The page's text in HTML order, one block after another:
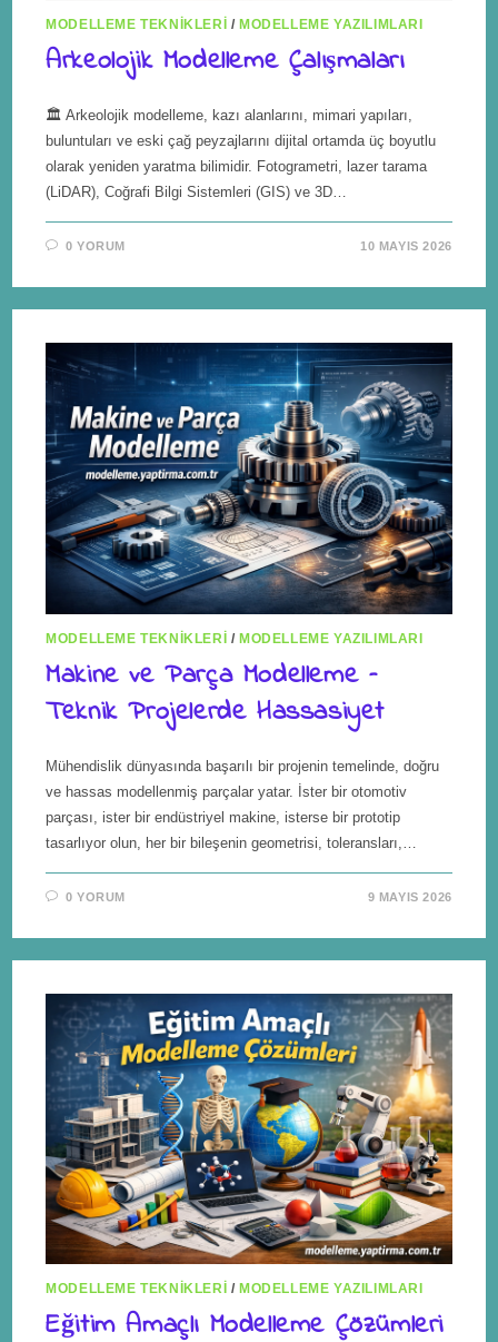
MODELLEME TEKNIKLERI /MODELLEME YAZILIMLARI
Arkeolojik Modelleme Çalışmaları
🏛️ Arkeolojik modelleme, kazı alanlarını, mimari yapıları,
buluntuları ve eski çağ peyzajlarını dijital ortamda üç boyutlu
olarak yeniden yaratma bilimidir. Fotogrametri, lazer tarama
(LiDAR), Coğrafi Bilgi Sistemleri (GIS) ve 3D…
0 YORUM 10 MAYIS 2026
MODELLEME TEKNIKLERI /MODELLEME YAZILIMLARI
Makine ve Parça Modelleme –
Teknik Projelerde Hassasiyet
Mühendislik dünyasında başarılı bir projenin temelinde, doğru
ve hassas modellenmiş parçalar yatar. İster bir otomotiv
parçası, ister bir endüstriyel makine, isterse bir prototip
tasarlıyor olun, her bir bileşenin geometrisi, toleransları,…
0 YORUM 9 MAYIS 2026
MODELLEME TEKNIKLERI / MODELLEME YAZILIMLARI
Eğitim Amaçlı Modelleme Çözümleri